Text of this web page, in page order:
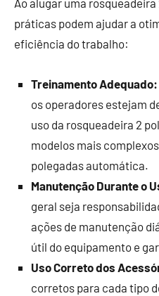
Ao alugar uma
práticas podem ajudar a
eficiência do trabalho:
Treinamento Adequado:
os operadores estejam
uso da rosqueadeira 2
modelos mais
polegadas automática.
Manutenção Durante o
geral seja
ações de manutenção
útil do equipamento e
Uso Correto dos
corretos para cada tipo